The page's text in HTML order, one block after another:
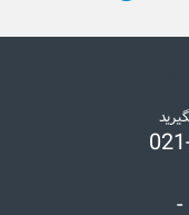
021-66393150 -
09121972035 -